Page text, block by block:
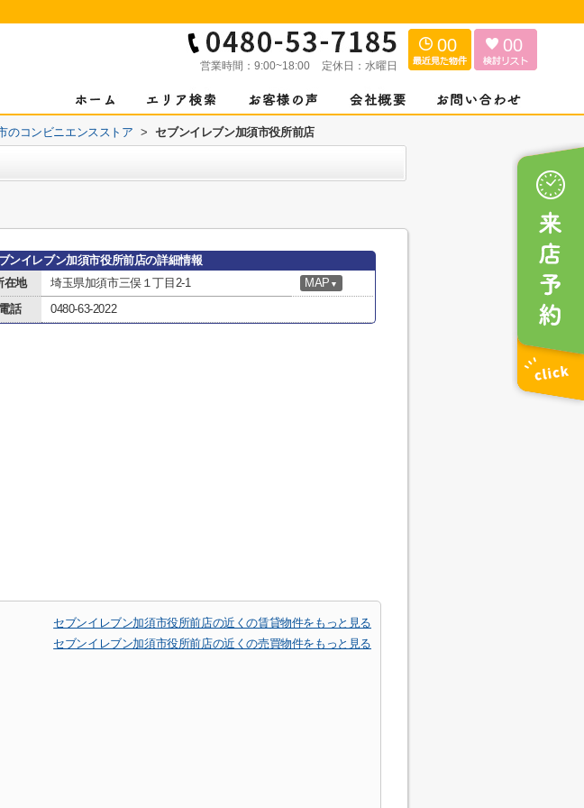
営業時間： 9:00~18:00 定休日： 水曜日
00 00
のコンビニエンスストア > セブンイレブン加須市役所前店
ンイレブン加須市役所前店の詳細情報
在地
埼玉県加須市三俣１丁目2-1 MAP ▼
電話 0480-63-2022
セブンイレブン加須市役所前店の近くの賃貸物件をもっと見る
セブンイレブン加須市役所前店の近くの売買物件をもっと見る